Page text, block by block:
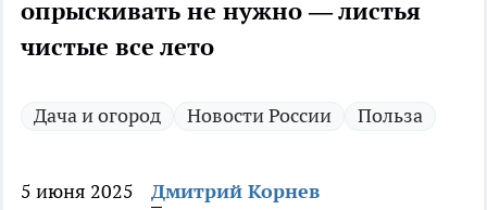
опрыскивать не нужно — листья
чистые все лето
Дача и огород Новости России Польза
5 июня 2025 Дмитрий Корнев